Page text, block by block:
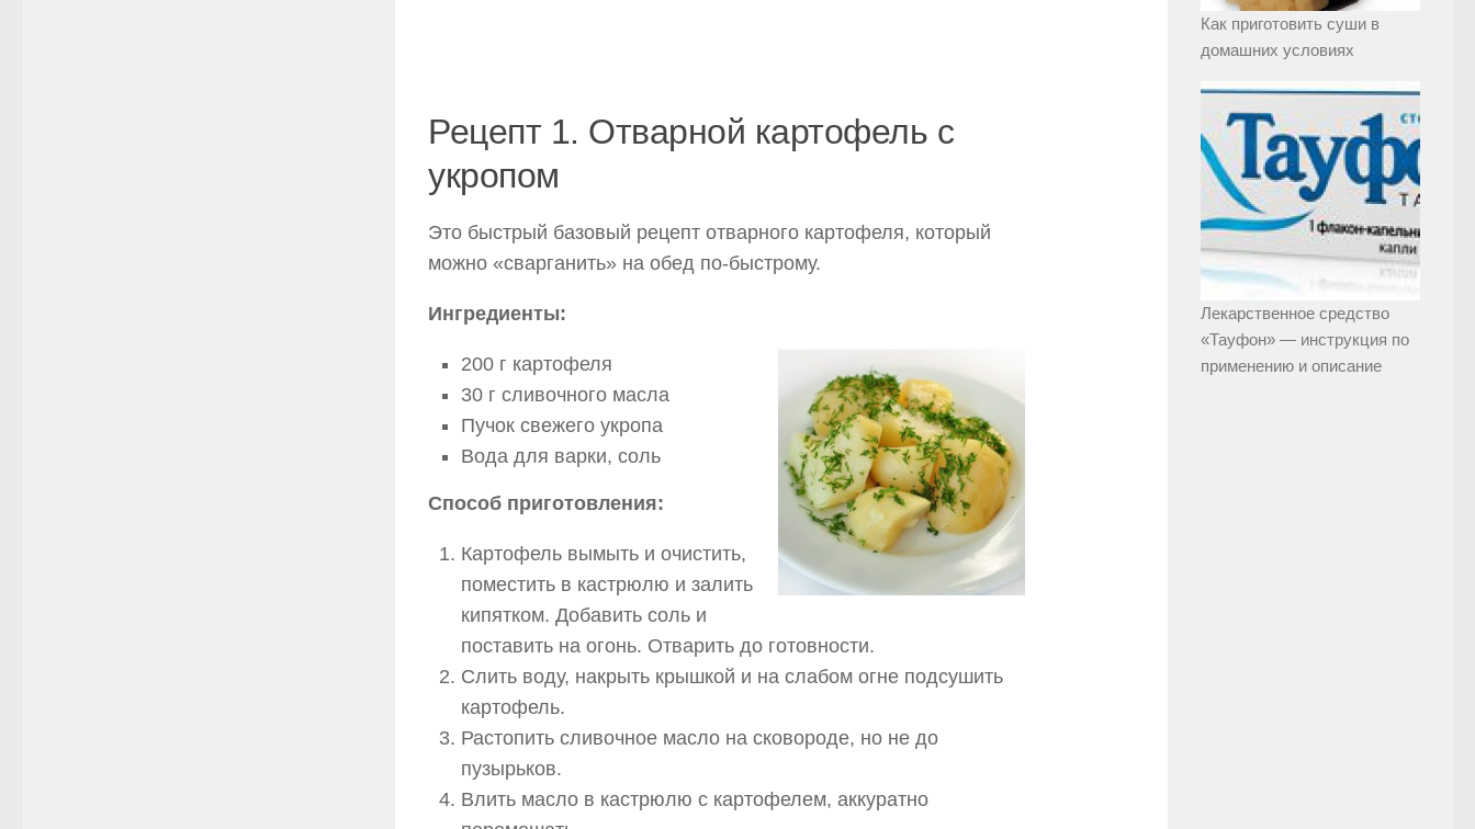
Рецепт 1. Отварной картофель с
укропом
Это быстрый базовый рецепт отварного картофеля, который
можно «сварганить» на обед по-быстрому.
Ингредиенты:
200 г картофеля
30 г сливочного масла
Пучок свежего укропа
Вода для варки, соль
Способ приготовления:
Картофель вымыть и очистить,
поместить в кастрюлю и залить
кипятком. Добавить соль и
поставить на огонь. Отварить до готовности.
Слить воду, накрыть крышкой и на слабом огне подсушить
картофель.
Растопить сливочное масло на сковороде, но не до
пузырьков.
Влить масло в кастрюлю с картофелем, аккуратно
Как приготовить суши в
домашних условиях
Лекарственное средство
«Тауфон» — инструкция по
применению и описание